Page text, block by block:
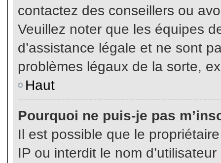
contactez des conseillers ou
Veuillez noter que les équipes
d’assistance légale et ne sont
problèmes légaux de la sorte,
Haut
Pourquoi ne puis-je pas
Il est possible que le
IP ou interdit le nom